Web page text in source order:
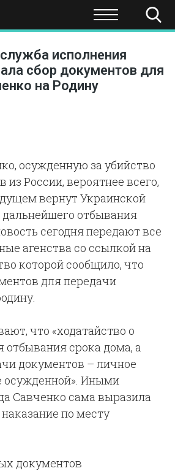
ЭКОНОМИКА НАУКА И
исполнения
сбор документов для
на Родину
осужденную за убийство
из России, вероятнее всего,
вернут Украинской
отбывания
сегодня передают все
агенства со ссылкой на
которой сообщило, что
для передачи
что «ходатайство о
отбывания срока дома, а
документов – личное
осужденной». Иными
Савченко сама выразила
по месту
документов